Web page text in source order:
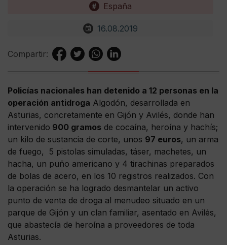
España
16.08.2019
Compartir:
Policías nacionales han detenido a 12 personas en la
operación antidroga Algodón, desarrollada en
Asturias, concretamente en Gijón y Avilés, donde han
intervenido 900 gramos de cocaína, heroína y hachís;
un kilo de sustancia de corte, unos 97 euros, un arma
de fuego, 5 pistolas simuladas, táser, machetes, un
hacha, un puño americano y 4 tirachinas preparados
de bolas de acero, en los 10 registros realizados. Con
la operación se ha logrado desmantelar un activo
punto de venta de droga al menudeo situado en un
parque de Gijón y un clan familiar, asentado en Avilés,
que abastecía de heroína a proveedores de toda
Asturias.